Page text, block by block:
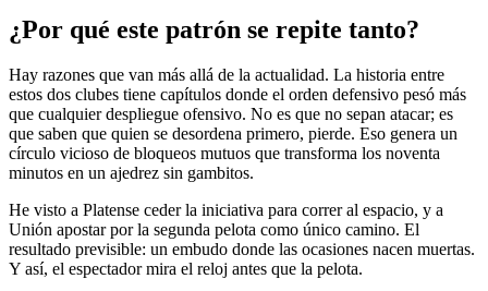
¿Por qué este patrón se repite tanto?
Hay razones que van más allá de la actualidad. La historia entre
estos dos clubes tiene capítulos donde el orden defensivo pesó más
que cualquier despliegue ofensivo. No es que no sepan atacar; es
que saben que quien se desordena primero, pierde. Eso genera un
círculo vicioso de bloqueos mutuos que transforma los noventa
minutos en un ajedrez sin gambitos.
He visto a Platense ceder la iniciativa para correr al espacio, y a
Unión apostar por la segunda pelota como único camino. El
resultado previsible: un embudo donde las ocasiones nacen muertas.
Y así, el espectador mira el reloj antes que la pelota.